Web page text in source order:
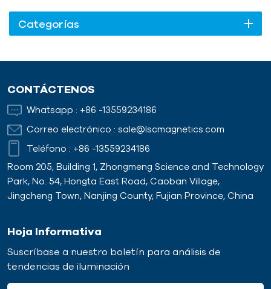
Categorías
CONTÁCTENOS
Whatsapp : +86 -13559234186
Correo electrónico : sale@lscmagnetics.com
Teléfono : +86 -13559234186
Room 205, Building 1, Zhongmeng Science and Technology
Park, No. 54, Hongta East Road, Caoban Village,
Jingcheng Town, Nanjing County, Fujian Province, China
Hoja Informativa
Suscríbase a nuestro boletín para análisis de
tendencias de iluminación